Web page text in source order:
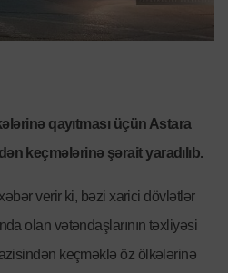
qayıtması üçün Astara
keçmələrinə şərait yaradılıb.
verir ki, bəzi xarici dövlətlər
olan vətəndaşlarının təxliyəsi
keçməklə öz ölkələrinə